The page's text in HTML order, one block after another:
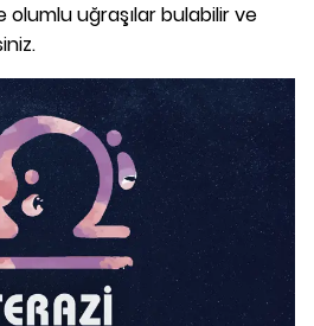
olumlu uğraşılar bulabilir ve